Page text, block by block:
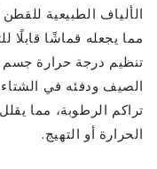
الألياف الطبيعية
مما يجعله قماشًا قابلًا
تنظيم درجة حرارة
الصيف ودفئه في
تراكم الرطوبة، مما
الحرارة أو التهيج.